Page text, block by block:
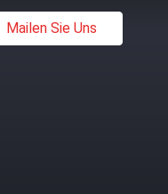
Mailen Sie Uns